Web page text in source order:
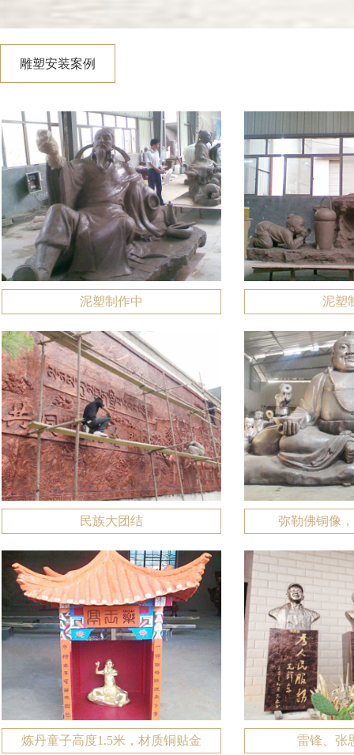
雕塑安装案例
泥塑制作中 泥塑
民族大团结 弥勒佛铜像
炼丹童子高度1.5米，材质铜贴金 雷锋、张